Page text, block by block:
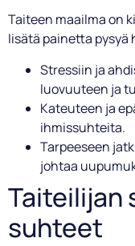
Taiteen maailma on
lisätä painetta pysyä
Stressiin ja
luovuuteen ja
Kateuteen ja
ihmissuhteita.
Tarpeeseen
johtaa
Taiteilijan
suhteet